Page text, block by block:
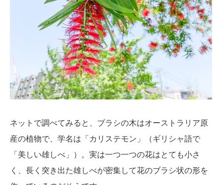
ネットで調べてみると、ブラシの木はオーストラリア原
産の植物で、学名は「カリステモン」（ギリシャ語で
「美しい雄しべ」）。実は一つ一つの花はとても小さ
く、長く突き出た雄しべが密集して花のブラシ状の形を